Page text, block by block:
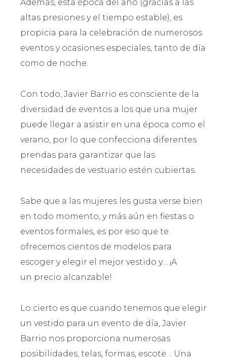
Además, esta época del año (gracias a las
altas presiones y el tiempo estable), es
propicia para la celebración de numerosos
eventos y ocasiones especiales, tanto de día
como de noche.
Con todo, Javier Barrio es consciente de la
diversidad de eventos a los que una mujer
puede llegar a asistir en una época como el
verano, por lo que confecciona diferentes
prendas para garantizar que las
necesidades de vestuario estén cubiertas.
Sabe que a las mujeres les gusta verse bien
en todo momento, y más aún en fiestas o
eventos formales, es por eso que te
ofrecemos cientos de modelos para
escoger y elegir el mejor vestido y… ¡A
un precio alcanzable!
Lo cierto es que cuando tenemos que elegir
un vestido para un evento de día, Javier
Barrio nos proporciona numerosas
posibilidades, telas, formas, escote… Una